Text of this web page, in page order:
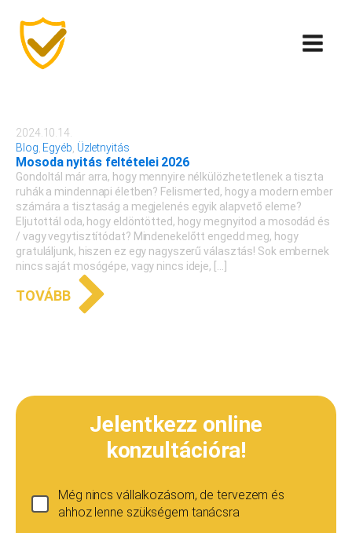
2024.10.14.
Blog Egyéb Üzletnyitás
Mosoda nyitás feltételei 2026
Gondoltál már arra, hogy mennyire nélkülözhetetlenek a tiszta
ruhák a mindennapi életben? Felismerted, hogy a modern ember
számára a tisztaság a megjelenés egyik alapvető eleme?
Eljutottál oda, hogy eldöntötted, hogy megnyitod a mosodád és
/ vagy vegytisztítódat? Mindenekelőtt engedd meg, hogy
gratuláljunk, hiszen ez egy nagyszerű választás! Sok embernek
nincs saját mosógépe, vagy nincs ideje, […]
TOVÁBB
Jelentkezz online
konzultációra!
Még nincs vállalkozásom, de tervezem és
ahhoz lenne szükségem tanácsra